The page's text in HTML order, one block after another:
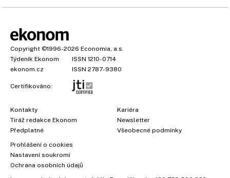
Copyright ©1996-2026 Economia, a.s.
Týdeník Ekonom
ISSN 1210-0714
ekonom.cz
ISSN 2787-9380
Certifikováno:
Kontakty
Tiráž redakce Ekonom
Předplatné
Kariéra
Newsletter
Všeobecné podmínky
Prohlášení o cookies
Nastavení soukromí
Ochrana osobních údajů